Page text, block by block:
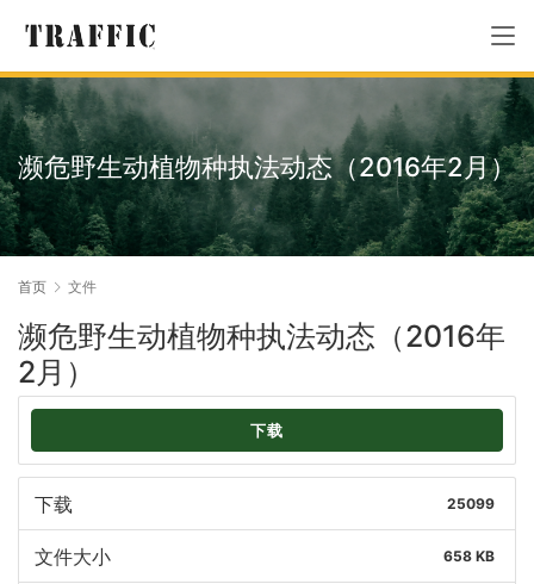
濒危野生动植物种执法动态（2016年2月）
首页 文件
濒危野生动植物种执法动态（2016年
2月）
下载
下载 25099
文件大小 658 KB